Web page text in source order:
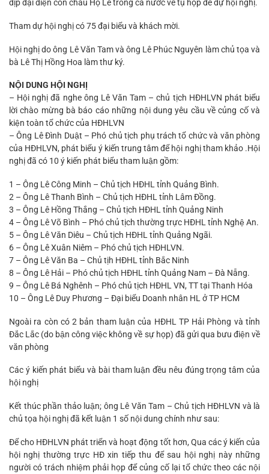
dịp đại diện con cháu Họ Lê trong cả nước về tụ họp để dự hội nghị.
Tham dự hội nghị có 75 đại biểu và khách mời.
Hội nghị do ông Lê Văn Tam và ông Lê Phúc Nguyên làm chủ tọa và
bà Lê Thị Hồng Hoa làm thư ký.
NỘI DUNG HỘI NGHỊ
– Hội nghị đã nghe ông Lê Văn Tam – chủ tịch HĐHLVN phát biểu
lời chào mừng bà báo cáo những nội dung yêu cầu về củng cố và
kiện toàn tổ chức của HĐHLVN
– Ông Lê Đình Duật – Phó chủ tịch phụ trách tổ chức và văn phòng
của HĐHLVN, phát biểu ý kiến trung tâm để hội nghị tham khảo .Hội
nghị đã có 10 ý kiến phát biểu tham luận gồm:
1 – Ông Lê Công Minh – Chủ tịch HĐHL tỉnh Quảng Bình.
2 – Ông Lê Thanh Bình – Chủ tịch HĐHL tỉnh Lâm Đồng.
3 – Ông Lê Hồng Thắng – Chủ tịch HĐHL tỉnh Quảng Ninh
4 – Ông Lê Võ Bình – Phó chủ tịch thường trực HĐHL tỉnh Nghệ An.
5 – Ông Lê Văn Diêu – Chủ tịch HĐHL tỉnh Quảng Ngãi.
6 – Ông Lê Xuân Niêm – Phó chủ tịch HĐHLVN.
7 – Ông Lê Văn Ba – Chủ tịh HĐHL tỉnh Bắc Ninh
8 – Ông Lê Hải – Phó chủ tịch HĐHL tỉnh Quảng Nam – Đà Nẵng.
9 – Ông Lê Bá Nghênh – Phó chủ tịch HĐHL VN, TT tại Thanh Hóa
10 – Ông Lê Duy Phương – Đại biểu Doanh nhân HL ở TP HCM
Ngoài ra còn có 2 bản tham luận của HĐHL TP Hải Phòng và tỉnh
Đắc Lắc (do bận công việc không về sự họp) đã gửi qua bưu điện về
văn phòng
Các ý kiến phát biểu và bài tham luận đều nêu đúng trọng tâm của
hội nghị
Kết thúc phần thảo luận; ông Lê Văn Tam – Chủ tịch HĐHLVN và là
chủ tọa hội nghị đã kết luận 1 số nội dung chính như sau:
Để cho HĐHLVN phát triển và hoạt động tốt hơn, Qua các ý kiến của
hội nghị thường trực HĐ xin tiếp thu để sau hội nghị này những
người có trách nhiệm phải họp để củng cố lại tổ chức theo các nội